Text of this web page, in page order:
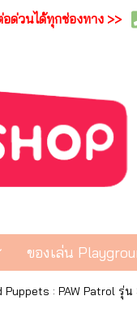
ด่วนได้ทุกช่องทาง >>
ของเล่น
: PAW Patrol รุ่